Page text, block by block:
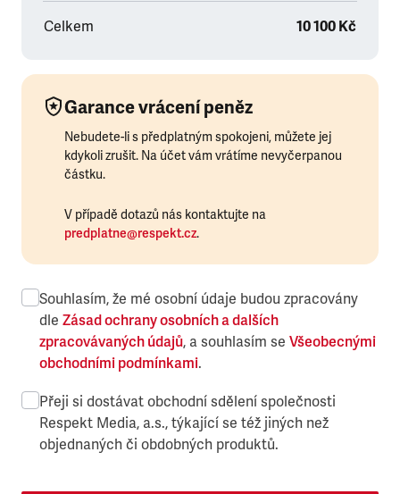
Celkem 10 100 Kč
Garance vrácení peněz
Nebudete-li s předplatným spokojeni, můžete jej
kdykoli zrušit. Na účet vám vrátíme nevyčerpanou
částku.
V případě dotazů nás kontaktujte na
predplatne@respekt.cz.
Souhlasím, že mé osobní údaje budou zpracovány
dle Zásad ochrany osobních a dalších
zpracovávaných údajů, a souhlasím se Všeobecnými
obchodními podmínkami.
Přeji si dostávat obchodní sdělení společnosti
Respekt Media, a.s., týkající se též jiných než
objednaných či obdobných produktů.